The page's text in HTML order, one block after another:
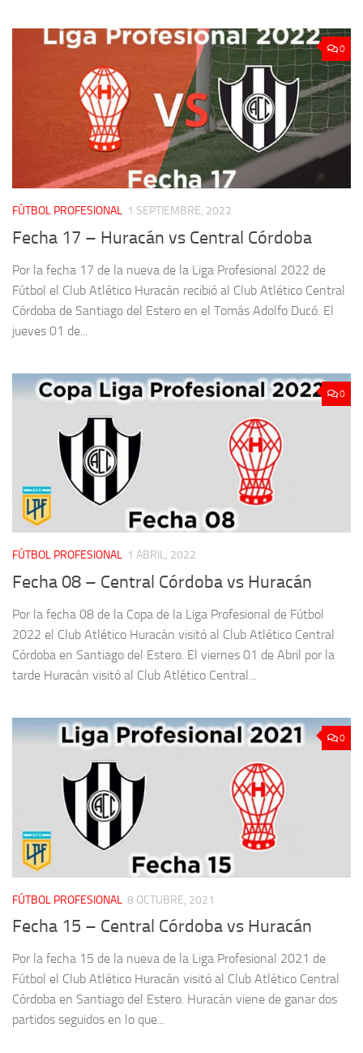
0
FÚTBOL PROFESIONAL 1 SEPTIEMBRE, 2022
Fecha 17 – Huracán vs Central Córdoba
Por la fecha 17 de la nueva de la Liga Profesional 2022 de
Fútbol el Club Atlético Huracán recibió al Club Atlético Central
Córdoba de Santiago del Estero en el Tomás Adolfo Ducó. El
jueves 01 de...
0
FÚTBOL PROFESIONAL 1 ABRIL, 2022
Fecha 08 – Central Córdoba vs Huracán
Por la fecha 08 de la Copa de la Liga Profesional de Fútbol
2022 el Club Atlético Huracán visitó al Club Atlético Central
Córdoba en Santiago del Estero. El viernes 01 de Abril por la
tarde Huracán visitó al Club Atlético Central...
0
FÚTBOL PROFESIONAL 8 OCTUBRE, 2021
Fecha 15 – Central Córdoba vs Huracán
Por la fecha 15 de la nueva de la Liga Profesional 2021 de
Fútbol el Club Atlético Huracán visitó al Club Atlético Central
Córdoba en Santiago del Estero. Huracán viene de ganar dos
partidos seguidos en lo que...